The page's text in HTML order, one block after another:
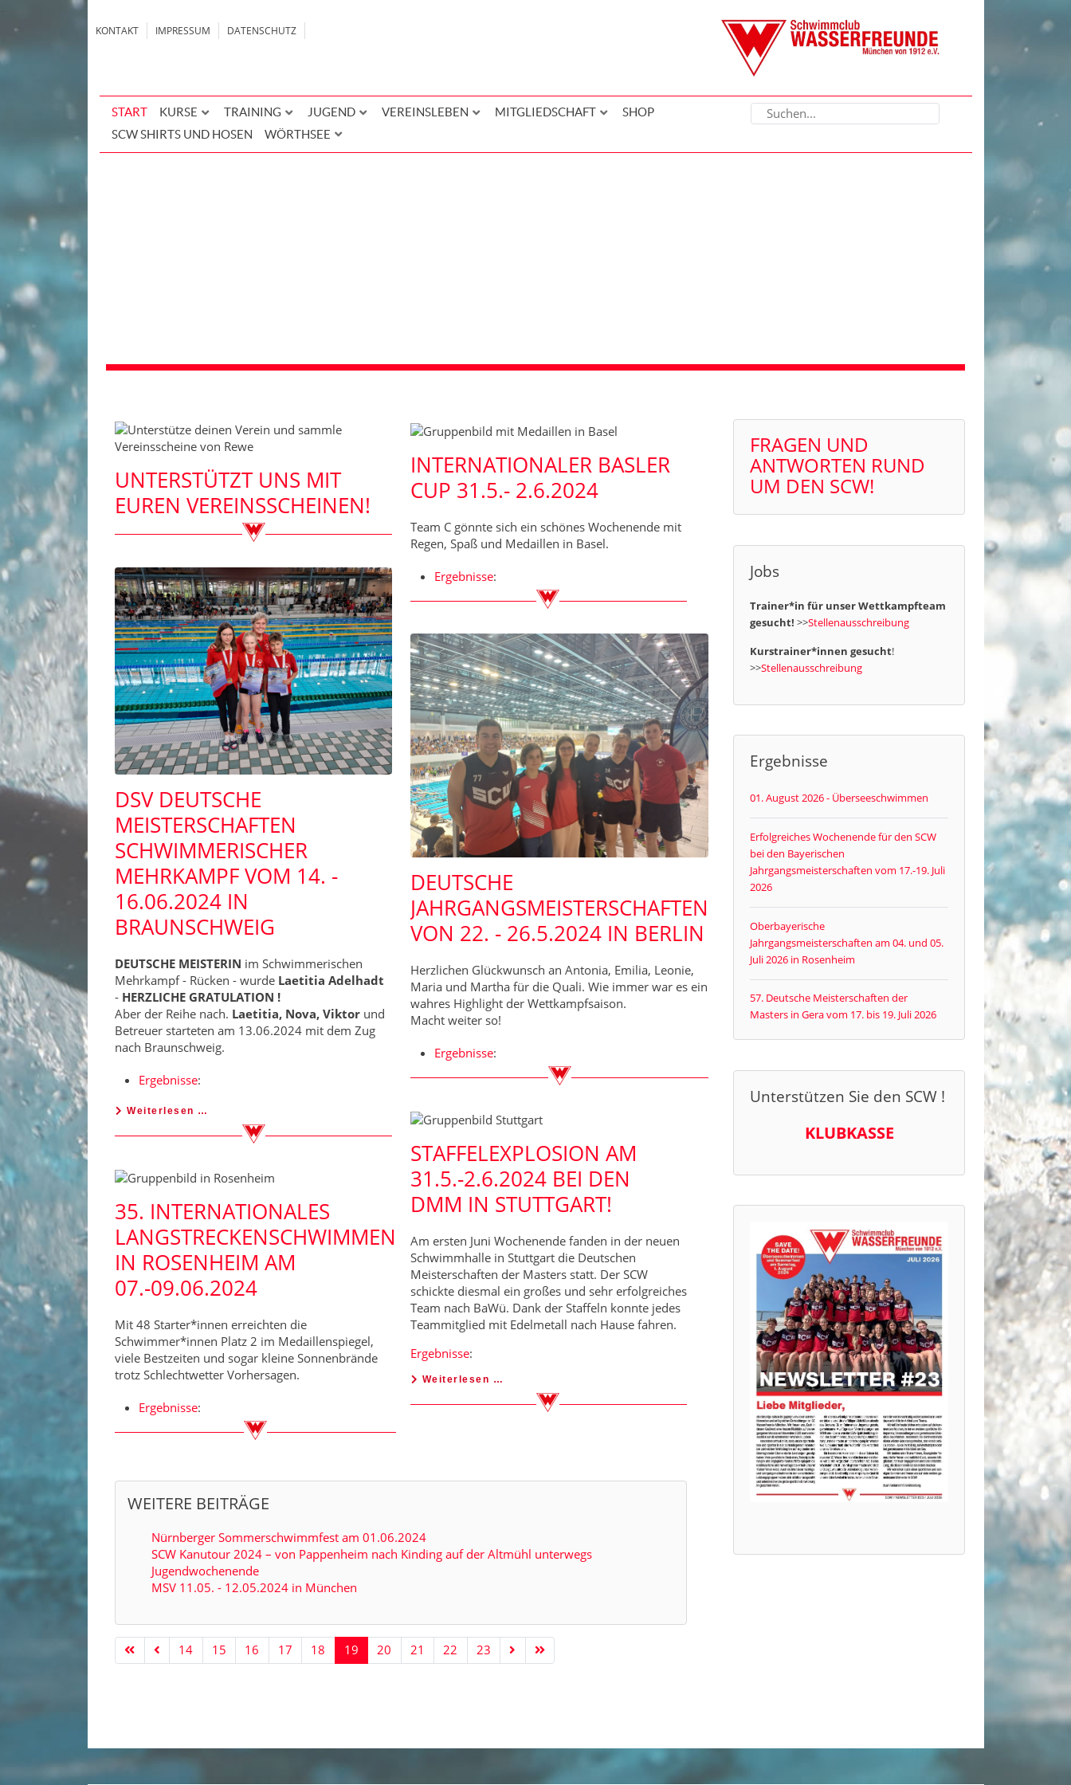
KONTAKT IMPRESSUM DATENSCHUTZ
START KURSE TRAINING JUGEND VEREINSLEBEN MITGLIEDSCHAFT
SHOP
SCW SHIRTS UND HOSEN
WÖRTHSEE
UNTERSTÜTZT UNS MIT
EUREN VEREINSSCHEINEN!
DSV DEUTSCHE
MEISTERSCHAFTEN
SCHWIMMERISCHER
MEHRKAMPF VOM 14. -
16.06.2024 IN
BRAUNSCHWEIG
DEUTSCHE MEISTERIN im Schwimmerischen
Mehrkampf - Rücken - wurde Laetitia Adelhadt
- HERZLICHE GRATULATION !
Aber der Reihe nach. Laetitia, Nova, Viktor und
Betreuer starteten am 13.06.2024 mit dem Zug
nach Braunschweig.
Ergebnisse:
Weiterlesen …
35. INTERNATIONALES
LANGSTRECKENSCHWIMMEN
IN ROSENHEIM AM
07.-09.06.2024
Mit 48 Starter*innen erreichten die
Schwimmer*innen Platz 2 im Medaillenspiegel,
viele Bestzeiten und sogar kleine Sonnenbrände
trotz Schlechtwetter Vorhersagen.
Ergebnisse:
INTERNATIONALER BASLER
CUP 31.5.- 2.6.2024
Team C gönnte sich ein schönes Wochenende mit
Regen, Spaß und Medaillen in Basel.
Ergebnisse:
DEUTSCHE
JAHRGANGSMEISTERSCHAFTEN
VON 22. - 26.5.2024 IN BERLIN
Herzlichen Glückwunsch an Antonia, Emilia, Leonie,
Maria und Martha für die Quali. Wie immer war es ein
wahres Highlight der Wettkampfsaison.
Macht weiter so!
Ergebnisse:
STAFFELEXPLOSION AM
31.5.-2.6.2024 BEI DEN
DMM IN STUTTGART!
Am ersten Juni Wochenende fanden in der neuen
Schwimmhalle in Stuttgart die Deutschen
Meisterschaften der Masters statt. Der SCW
schickte diesmal ein großes und sehr erfolgreiches
Team nach BaWü. Dank der Staffeln konnte jedes
Teammitglied mit Edelmetall nach Hause fahren.
Ergebnisse:
Weiterlesen …
WEITERE BEITRÄGE
Nürnberger Sommerschwimmfest am 01.06.2024
SCW Kanutour 2024 – von Pappenheim nach Kinding auf der Altmühl unterwegs
Jugendwochenende
MSV 11.05. - 12.05.2024 in München
14 15 16 17 18 19 20 21 22 23
FRAGEN UND
ANTWORTEN RUND
UM DEN SCW!
Jobs
Trainer*in für unser Wettkampfteam
gesucht! >>Stellenausschreibung
Kurstrainer*innen gesucht!
>>Stellenausschreibung
Ergebnisse
01. August 2026 - Überseeschwimmen
Erfolgreiches Wochenende für den SCW
bei den Bayerischen
Jahrgangsmeisterschaften vom 17.-19. Juli
2026
Oberbayerische
Jahrgangsmeisterschaften am 04. und 05.
Juli 2026 in Rosenheim
57. Deutsche Meisterschaften der
Masters in Gera vom 17. bis 19. Juli 2026
Unterstützen Sie den SCW !
KLUBKASSE